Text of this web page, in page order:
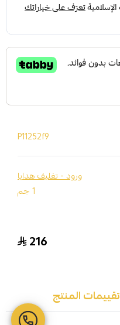
P11252f9
ورود - تغليف هدايا
1 جم
216
تقييمات المنتج